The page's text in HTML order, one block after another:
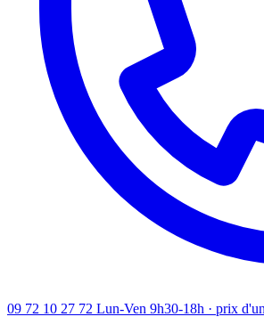
09 72 10 27 72 Lun-Ven 9h30-18h · prix